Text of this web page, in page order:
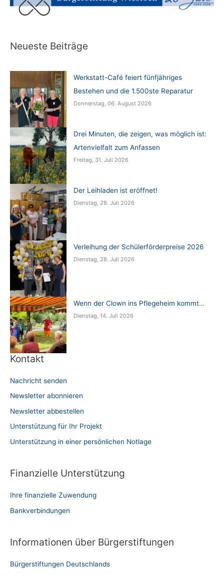
Neueste Beiträge
Werkstatt-Café feiert fünfjähriges
Bestehen und die 1.500ste Reparatur
Donnerstag, 06. August 2026
Drei Minuten, die zeigen, was möglich ist:
Artenvielfalt zum Anfassen
Freitag, 31. Juli 2026
Der Leihladen ist eröffnet!
Dienstag, 28. Juli 2026
Verleihung der Schülerförderpreise 2026
Dienstag, 28. Juli 2026
Wenn der Clown ins Pflegeheim kommt…
Dienstag, 14. Juli 2026
Kontakt
Nachricht senden
Newsletter abonnieren
Newsletter abbestellen
Unterstützung für Ihr Projekt
Unterstützung in einer persönlichen Notlage
Finanzielle Unterstützung
Ihre finanzielle Zuwendung
Bankverbindungen
Informationen über Bürgerstiftungen
Bürgerstiftungen Deutschlands